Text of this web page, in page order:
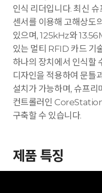
인식 리더입니다. 최신
센서를 이용해 고해상도
있으며, 125kHz와
있는 멀티 RFID 카드 기
하나의 장치에서 인식
디자인을 적용하여 문틀
설치가 가능하며, 슈프리
컨트롤러인
구축할 수 있습니다.
제품 특징